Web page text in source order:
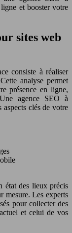
et booster votre
sites web
consiste à réaliser
analyse permet
présence en ligne,
agence SEO à
aspects clés de votre
état des lieux précis
mesure. Les experts
pour collecter des
et celui de vos